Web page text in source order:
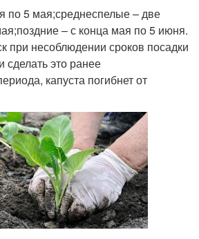
по 5 мая;среднеспелые – две
– с конца мая по 5 июня.
при несоблюдении сроков посадки
сделать это ранее
капуста погибнет от